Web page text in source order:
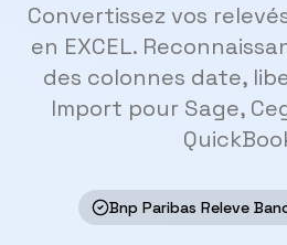
Convertissez vos
en EXCEL.
des colonnes date,
Import pour Sage,
Bnp Paribas Releve